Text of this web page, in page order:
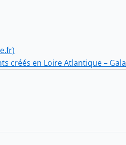
créés en Loire Atlantique – Gala